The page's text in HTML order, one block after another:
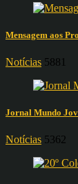
Mensagem aos
Notícias 5881
Jornal Mundo
Notícias 5362